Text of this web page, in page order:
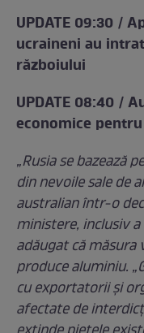
UPDATE 09:30 /
ucraineni au
războiului
UPDATE 08:40 /
economice
„Rusia se bazează
din nevoile sale de
australian într-o
ministere, inclusiv
adăugat că măsura
produce aluminiu.
cu exportatorii şi
afectate de